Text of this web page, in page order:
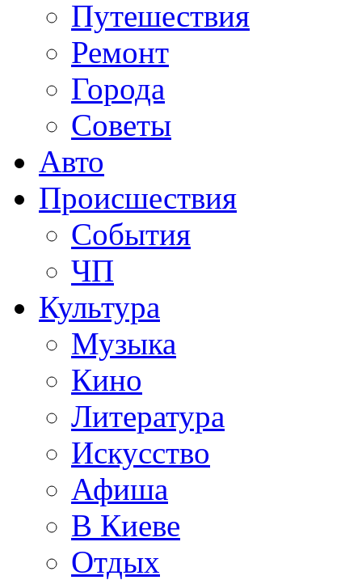
Путешествия
Ремонт
Города
Советы
Авто
Происшествия
События
ЧП
Культура
Музыка
Кино
Литература
Искусство
Афиша
В Киеве
Отдых